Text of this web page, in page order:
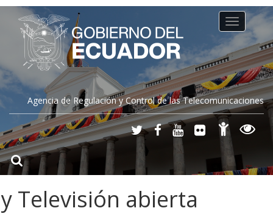
Agencia de Regulación y Control de las Telecomunicaciones
Toggle
navigation
Televisión abierta